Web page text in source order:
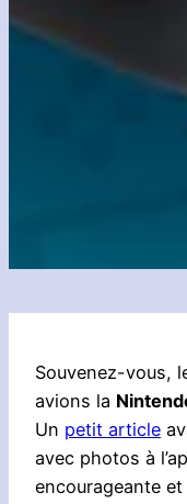
Souvenez-vous,
avions la
Un petit article
avec photos à
encourageante et